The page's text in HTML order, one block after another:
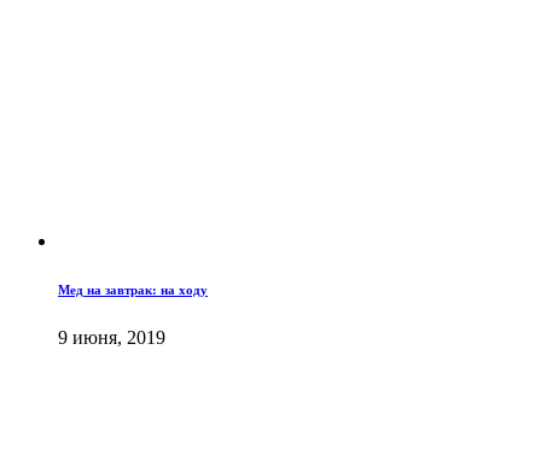
Мед на завтрак: на ходу
9 июня, 2019